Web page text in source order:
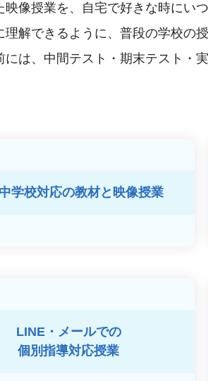
映像授業を、自宅で好きな時にい
理解できるように、普段の学校の
には、中間テスト・期末テスト・
学校対応の教材と映像授業
LINE・メールでの
個別指導対応授業